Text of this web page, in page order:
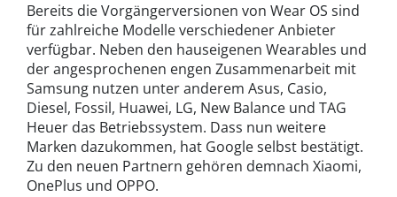
Bereits die Vorgängerversionen von Wear OS sind
für zahlreiche Modelle verschiedener Anbieter
verfügbar. Neben den hauseigenen Wearables und
der angesprochenen engen Zusammenarbeit mit
Samsung nutzen unter anderem Asus, Casio,
Diesel, Fossil, Huawei, LG, New Balance und TAG
Heuer das Betriebssystem. Dass nun weitere
Marken dazukommen, hat Google selbst bestätigt.
Zu den neuen Partnern gehören demnach Xiaomi,
OnePlus und OPPO.